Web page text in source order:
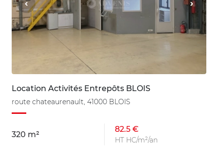
Location Activités Entrepôts BLOIS
route chateaurenault, 41000 BLOIS
320 m²
82.5 €
HT HC/m²/an